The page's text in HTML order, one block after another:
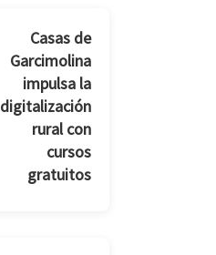
Casas de
Garcimolina
impulsa la
digitalización
rural con
cursos
gratuitos